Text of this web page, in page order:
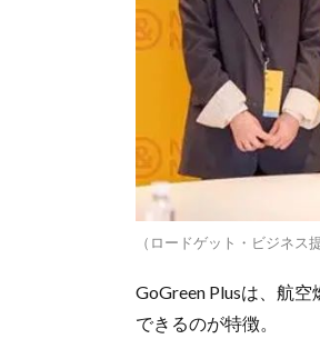
（ロードゲット・ビジネス提
GoGreen Plusは、航
できるのが特徴。